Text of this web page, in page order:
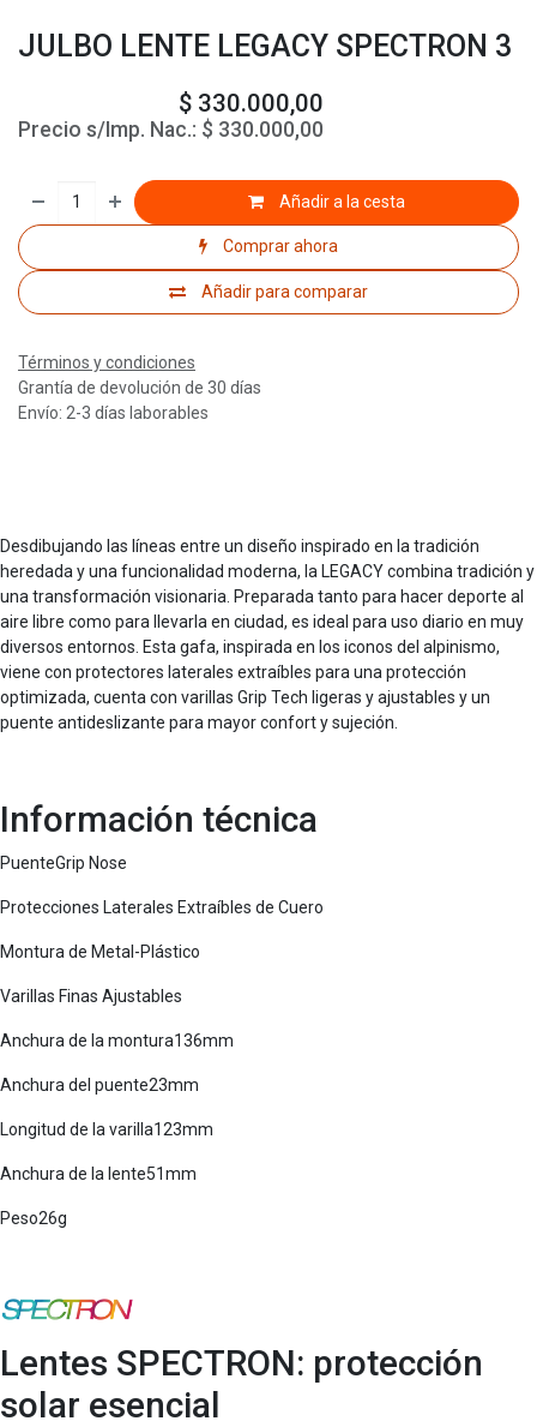
JULBO LENTE LEGACY SPECTRON 3
$ 330.000,00
Precio s/Imp. Nac.: $ 330.000,00
Añadir a la cesta
Comprar ahora
Añadir para comparar
Términos y condiciones
Grantía de devolución de 30 días
Envío: 2-3 días laborables
Desdibujando las líneas entre un diseño inspirado en la tradición
heredada y una funcionalidad moderna, la LEGACY combina tradición y
una transformación visionaria. Preparada tanto para hacer deporte al
aire libre como para llevarla en ciudad, es ideal para uso diario en muy
diversos entornos. Esta gafa, inspirada en los iconos del alpinismo,
viene con protectores laterales extraíbles para una protección
optimizada, cuenta con varillas Grip Tech ligeras y ajustables y un
puente antideslizante para mayor confort y sujeción.
Información técnica
PuenteGrip Nose
Protecciones Laterales Extraíbles de Cuero
Montura de Metal-Plástico
Varillas Finas Ajustables
Anchura de la montura136mm
Anchura del puente23mm
Longitud de la varilla123mm
Anchura de la lente51mm
Peso26g
Lentes SPECTRON: protección
solar esencial